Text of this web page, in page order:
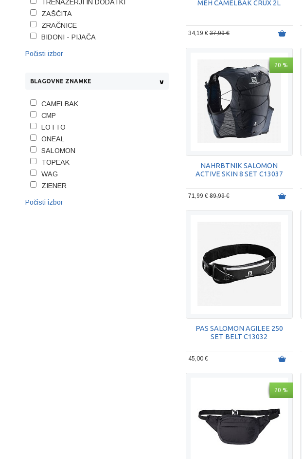
TRENAŽERJI IN DODATKI
ZAŠČITA
ZRAČNICE
BIDONI - PIJAČA
Počisti izbor
BLAGOVNE ZNAMKE
CAMELBAK
CMP
LOTTO
ONEAL
SALOMON
TOPEAK
WAG
ZIENER
Počisti izbor
MEH CAMELBAK CRUX 2L
34,19 €37,99 €
20 %
NAHRBTNIK SALOMON
ACTIVE SKIN 8 SET C13037
71,99 €89,99 €
PAS SALOMON AGILEE 250
SET BELT C13032
45,00 €
20 %